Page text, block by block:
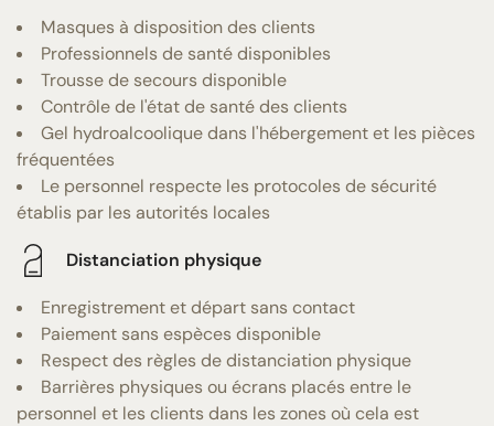
Masques à disposition des clients
Professionnels de santé disponibles
Trousse de secours disponible
Contrôle de l'état de santé des clients
Gel hydroalcoolique dans l'hébergement et les pièces
fréquentées
Le personnel respecte les protocoles de sécurité
établis par les autorités locales
Distanciation physique
Enregistrement et départ sans contact
Paiement sans espèces disponible
Respect des règles de distanciation physique
Barrières physiques ou écrans placés entre le
personnel et les clients dans les zones où cela est